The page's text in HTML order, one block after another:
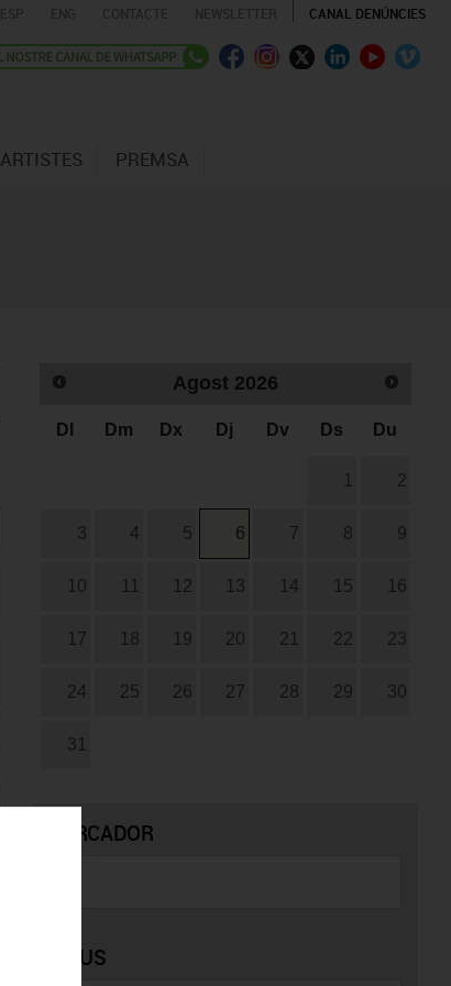
CANAL DENÚNCIES
ARTISTES PREMSA
Agost 2026
Dl Dm Dx Dj Dv Ds Du
1 2
3 4 5 6 7 8 9
10 11 12 13 14 15 16
17 18 19 20 21 22 23
24 25 26 27 28 29 30
31
CERCADOR
TIPUS